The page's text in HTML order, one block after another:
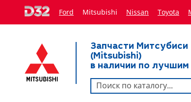
Ford Mitsubishi Nissan Toyota
Запчасти Митсубиси
(Mitsubishi)
в наличии по лучшим